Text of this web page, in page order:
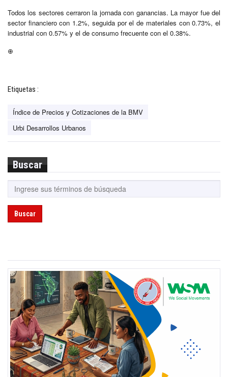
Todos los sectores cerraron la jornada con ganancias. La mayor fue del
sector financiero con 1.2%, seguida por el de materiales con 0.73%, el
industrial con 0.57% y el de consumo frecuente con el 0.38%.
⊕
Etiquetas :
Índice de Precios y Cotizaciones de la BMV
Urbi Desarrollos Urbanos
Buscar
Buscar